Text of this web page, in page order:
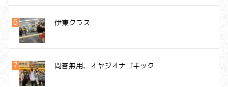
伊東クラス
問答無用、オヤジオナゴキック